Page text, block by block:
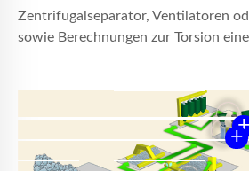
Zentrifugalseparator, Ventilatoren
sowie Berechnungen zur Torsion
+
+